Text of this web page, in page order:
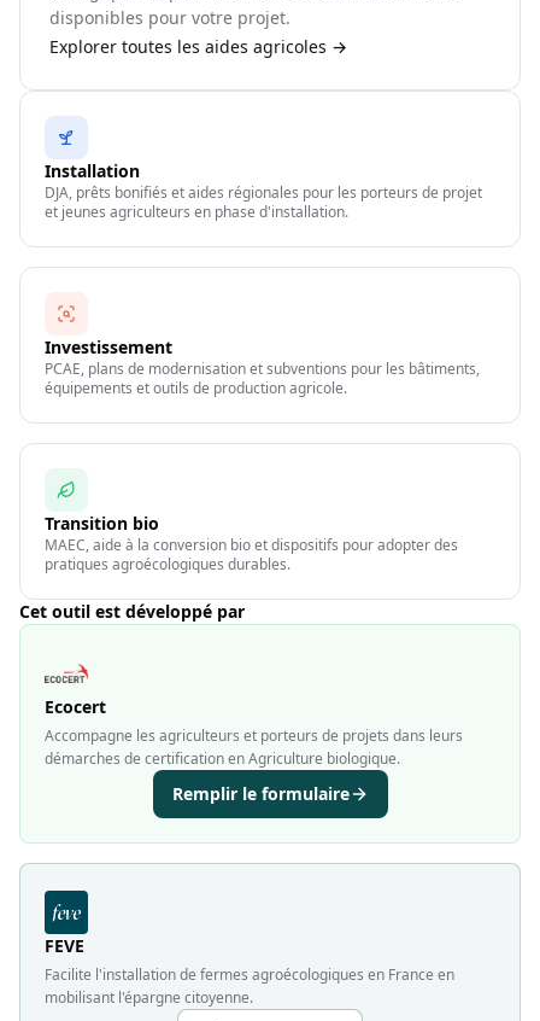
disponibles pour votre projet.
Explorer toutes les aides agricoles →
Installation
DJA, prêts bonifiés et aides régionales pour les porteurs de projet
et jeunes agriculteurs en phase d'installation.
Investissement
PCAE, plans de modernisation et subventions pour les bâtiments,
équipements et outils de production agricole.
Transition bio
MAEC, aide à la conversion bio et dispositifs pour adopter des
pratiques agroécologiques durables.
Cet outil est développé par
Ecocert
Accompagne les agriculteurs et porteurs de projets dans leurs
démarches de certification en Agriculture biologique.
Remplir le formulaire
FEVE
Facilite l'installation de fermes agroécologiques en France en
mobilisant l'épargne citoyenne.